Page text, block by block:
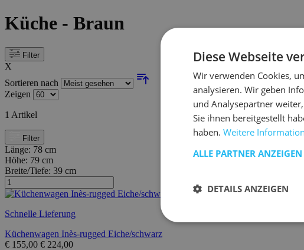
Küche - Braun
Filter
X
Sortieren nach
Zeigen
1 Artikel
Filter
Länge: 78 cm
Höhe: 79 cm
Breite/Tiefe: 39 cm
Schnelle Lieferung
Küchenwagen Inès-rugged Eiche/schwarz
€ 155,00 € 224,00
Diese Webseite
Wir verwenden Cookies,
analysieren. Wir geben
und Analysepartner
Sie ihnen bereitgestellt
haben. Weitere
ALLE PARTNER ANZEIGEN
DETAILS ANZEIGEN